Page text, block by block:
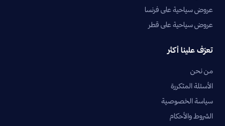
عروض سياحية على فرنسا
عروض سياحية على قطر
تعرّف علينا أكثر
من نحن
الأسئلة المتكررة
سياسة الخصوصية
الشروط والأحكام